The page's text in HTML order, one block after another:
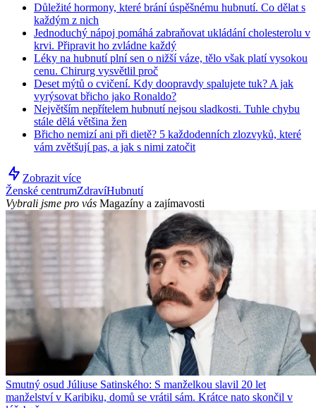
Důležité hormony, které brání úspěšnému hubnutí. Co dělat s
každým z nich
Jednoduchý nápoj pomáhá zabraňovat ukládání cholesterolu v
krvi. Připravit ho zvládne každý
Léky na hubnutí plní sen o nižší váze, tělo však platí vysokou
cenu. Chirurg vysvětlil proč
Deset mýtů o cvičení. Kdy doopravdy spalujete tuk? A jak
vyrýsovat břicho jako Ronaldo?
Největším nepřítelem hubnutí nejsou sladkosti. Tuhle chybu
stále dělá většina žen
Břicho nemizí ani při dietě? 5 každodenních zlozvyků, které
vám zvětšují pas, a jak s nimi zatočit
Zobrazit více
Ženské centrumZdravíHubnutí
Vybrali jsme pro vás Magazíny a zajímavosti
Smutný osud Júliuse Satinského: S manželkou slavil 20 let
manželství v Karibiku, domů se vrátil sám. Krátce nato skončil v